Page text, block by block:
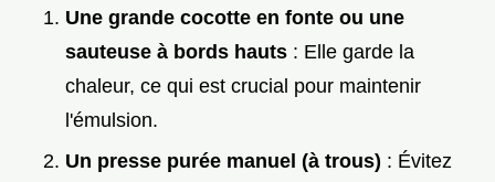
Une grande cocotte en fonte ou une
sauteuse à bords hauts : Elle garde la
chaleur, ce qui est crucial pour maintenir
l'émulsion.
Un presse purée manuel (à trous) : Évitez